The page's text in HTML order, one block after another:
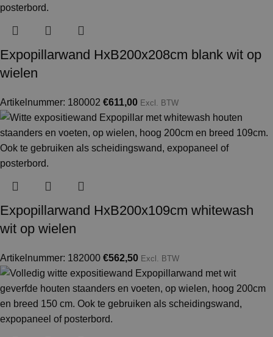
Expopillarwand HxB200x208cm blank wit op
wielen
Artikelnummer: 180002 €611,00 Excl. BTW
Expopillarwand HxB200x109cm whitewash
wit op wielen
Artikelnummer: 182000 €562,50 Excl. BTW